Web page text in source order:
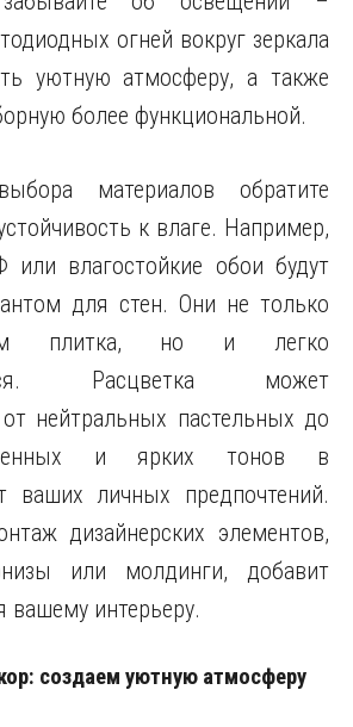
огней вокруг зеркала
уютную атмосферу, а также
более функциональной.
материалов обратите
к влаге. Например,
влагостойкие обои будут
для стен. Они не только
плитка, но и легко
Расцветка может
нейтральных пастельных до
и ярких тонов в
ваших личных предпочтений.
дизайнерских элементов,
или молдинги, добавит
вашему интерьеру.
создаем уютную атмосферу